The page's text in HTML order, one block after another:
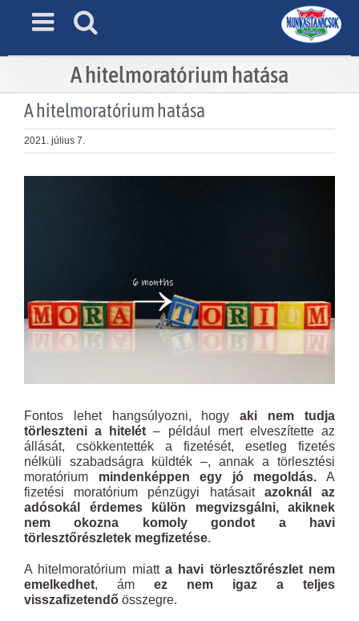
A hitelmoratórium hatása
A hitelmoratórium hatása
2021. július 7.
Fontos lehet hangsúlyozni, hogyaki nem tudja
törleszteni a hitelét – például mert elveszítette az
állását, csökkentették a fizetését, esetleg fizetés
nélküli szabadságra küldték –, annak a törlesztési
moratórium mindenképpen egy jó megoldás. A
fizetési moratórium pénzügyi hatásait azoknál az
adósokál érdemes külön megvizsgálni, akiknek
nem okozna komoly gondot a havi
törlesztőrészletek megfizetése.
A hitelmoratórium miatt a havi törlesztőrészlet nem
emelkedhet, ám ez nem igaz a teljes
visszafizetendő összegre.